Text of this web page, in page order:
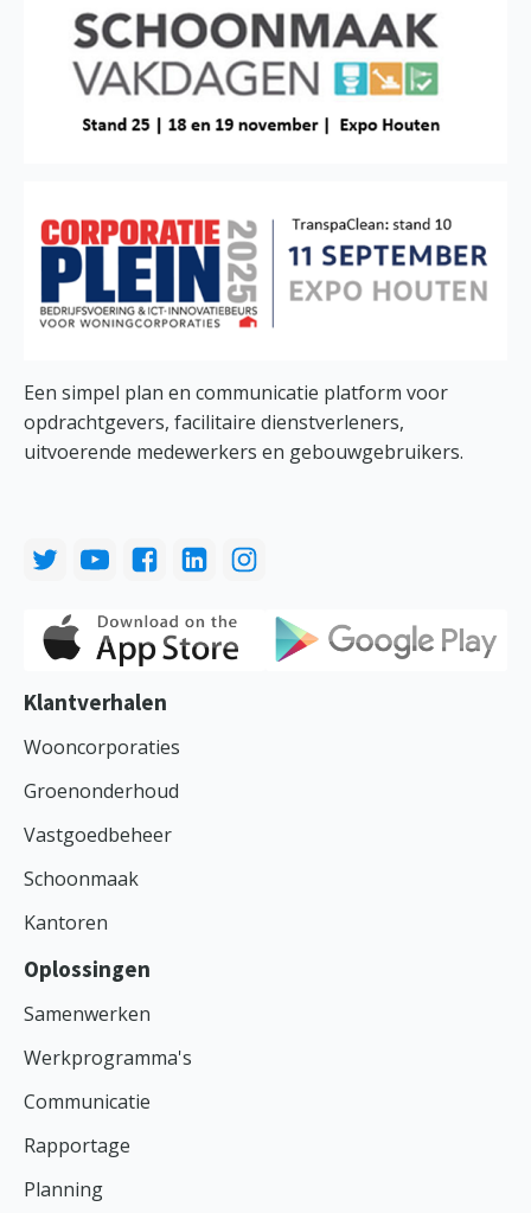
Een simpel plan en communicatie platform voor
opdrachtgevers, facilitaire dienstverleners,
uitvoerende medewerkers en gebouwgebruikers.
Klantverhalen
Wooncorporaties
Groenonderhoud
Vastgoedbeheer
Schoonmaak
Kantoren
Oplossingen
Samenwerken
Werkprogramma's
Communicatie
Rapportage
Planning